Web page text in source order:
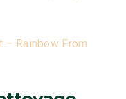
Rainbow From